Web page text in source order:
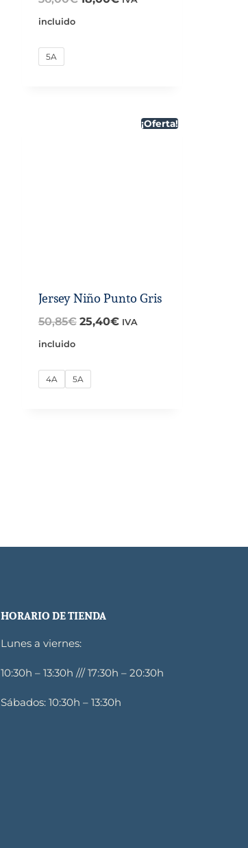
incluido
5A
¡Oferta!
Jersey Niño Punto Gris
50,85€ El
era:
25,40€ElIVA
incluido
4A 5A
HORARIO DE TIENDA
Lunes a viernes:
10:30h – 13:30h /// 17:30h – 20:30h
Sábados: 10:30h – 13:30h